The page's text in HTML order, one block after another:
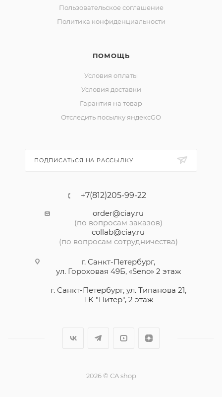
Пользовательское соглашение
Политика конфиденциальности
ПОМОЩЬ
Условия оплаты
Условия доставки
Гарантия на товар
Отследить посылку яндексGO
ПОДПИСАТЬСЯ НА РАССЫЛКУ
+7(812)205-99-22
order@ciay.ru
(по вопросам заказов)
collab@ciay.ru
(по вопросам сотрудничества)
г. Санкт-Петербург,
ул. Гороховая 49Б, «Seno» 2 этаж
г. Санкт-Петербург, ул. Типанова 21,
ТК "Питер", 2 этаж
2026 © CA shop